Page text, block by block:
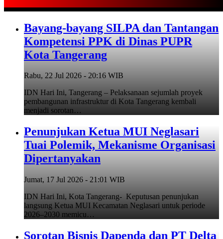
pemberitahuan tertulis…
Bayang-bayang SILPA dan Tantangan
Kompetensi PPK di Dinas PUPR
Kota Tangerang
Rabu, 22 Jul 2026 - 20:16 WIB
IDN Hari Ini, Tangerang – Pelaksanaan sejumlah proyek
pembangunan infrastruktur di Kota Tangerang kembali
menjadi sorotan…
Penunjukan Ketua MUI Neglasari
Tuai Polemik, Mekanisme Organisasi
Dipertanyakan
Jumat, 17 Jul 2026 - 21:01 WIB
IDN Hari Ini, Kota Tangerang- Keputusan penunjukan
langsung Ketua MUI Kecamatan Neglasari untuk periode
2026–2030 memicu…
Sorotan Bisnis Dapenda dan PT Delta